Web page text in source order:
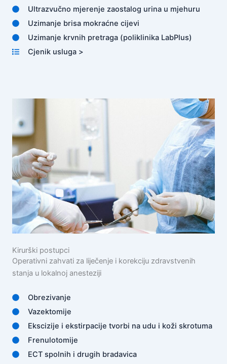
Ultrazvučno mjerenje zaostalog urina u mjehuru
Uzimanje brisa mokraćne cijevi
Uzimanje krvnih pretraga (poliklinika LabPlus)
Cjenik usluga >
Kirurški postupci
Operativni zahvati za liječenje i korekciju zdravstvenih
stanja u lokalnoj anesteziji
Obrezivanje
Vazektomije
Ekscizije i ekstirpacije tvorbi na udu i koži skrotuma
Frenulotomije
ECT spolnih i drugih bradavica